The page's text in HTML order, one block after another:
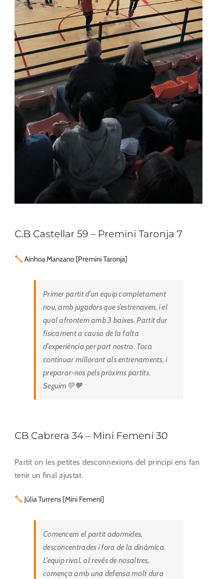
C.B Castellar 59 – Premini Taronja 7
Ainhoa Manzano [Premini Taronja]
Primer partit d’un equip completament
nou, amb jugadors que s’estrenaven, i el
qual afrontem amb 3 baixes. Partit dur
físicament a causa de la falta
d’experiència per part nostra. Toca
continuar millorant als entrenaments, i
preparar-nos pels pròxims partits.
Seguim💚🧡
CB Cabrera 34 – Mini Femení 30
Partit on les petites desconnexions del principi ens fan
tenir un final ajustat.
Júlia Turrens [Mini Femení]
Comencem el partit adormides,
desconcentrades i fora de la dinàmica.
L’equip rival, al revés de nosaltres,
comença amb una defensa molt dura